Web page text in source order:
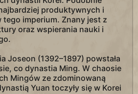
produktywnych i
tego imperium. Znany jest z
oraz wspierania nauki i
Joseon (1392–1897) powstała
co dynastia Ming. W chaosie
Mingów ze zdominowaną
Yuan toczyły się w Korei